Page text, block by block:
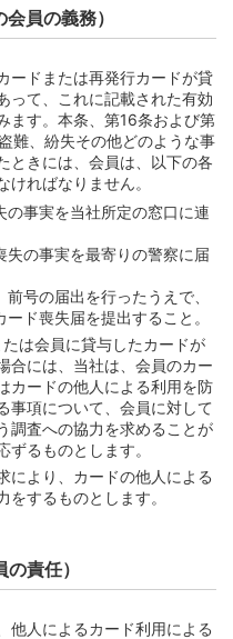
員の義務）
ードまたは再発行カードが貸
って、これに記載された有効
ます。本条、第16条および第
難、紛失その他どのような事
ときには、会員は、以下の各
ればなりません。
の事実を当社所定の窓口に連
の事実を最寄りの警察に届
号の届出を行ったうえで、
ド喪失届を提出すること。
は会員に貸与したカードが
合には、当社は、会員のカー
カードの他人による利用を防
事項について、会員に対して
調査への協力を求めることが
るものとします。
により、カードの他人による
するものとします。
責任）
他人によるカード利用による